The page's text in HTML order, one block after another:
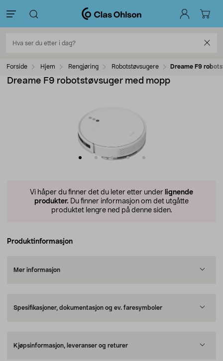
Forside Hjem Rengjøring Robotstøvsugere Dreame F9
Dreame F9 robotstøvsuger med mopp
Vi håper du finner det du leter etter under lignende
produkter. Du finner informasjon om det utgåtte
produktet lengre ned på denne siden.
Produktinformasjon
Mer informasjon
Spesifikasjoner, dokumentasjon og ev. faresymboler
Kjøpsinformasjon, leveranser og returer